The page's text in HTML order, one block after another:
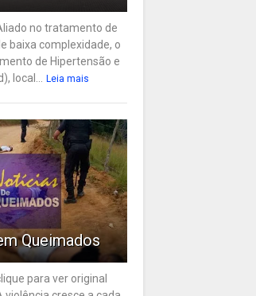
no tratamento de
baixa complexidade, o
de Hipertensão e
local...
Leia mais
Queimados
para ver original